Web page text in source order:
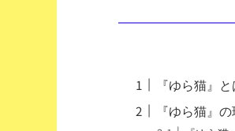
『ゆら猫』
『ゆら猫』